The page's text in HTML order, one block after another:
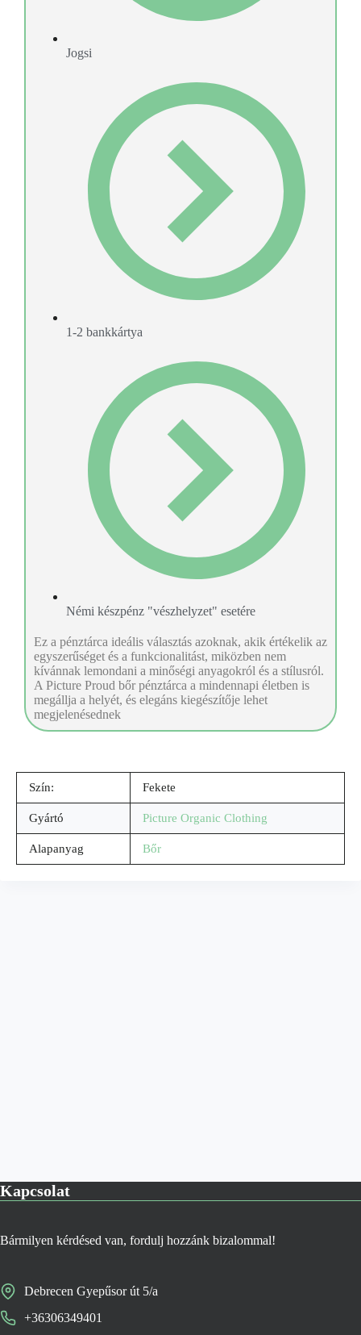
Jogsi
1-2 bankkártya
Némi készpénz "vészhelyzet" esetére
Ez a pénztárca ideális választás azoknak, akik értékelik az
egyszerűséget és a funkcionalitást, miközben nem
kívánnak lemondani a minőségi anyagokról és a stílusról.
A Picture Proud bőr pénztárca a mindennapi életben is
megállja a helyét, és elegáns kiegészítője lehet
megjelenésednek
Szín: Fekete
Gyártó Picture Organic Clothing
Alapanyag Bőr
Kapcsolat
Bármilyen kérdésed van, fordulj hozzánk bizalommal!
Debrecen Gyepűsor út 5/a
+36306349401